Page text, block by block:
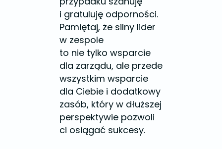
i gratuluję odporności.
Pamiętaj, że silny lider
w zespole
to nie tylko wsparcie
dla zarządu, ale przede
wszystkim wsparcie
dla Ciebie i dodatkowy
zasób, który w dłuższej
perspektywie pozwoli
ci osiągać sukcesy.